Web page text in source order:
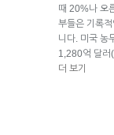
때 20%나 오
부들은 기록
니다. 미국 농
1,280억 달러
더 보기